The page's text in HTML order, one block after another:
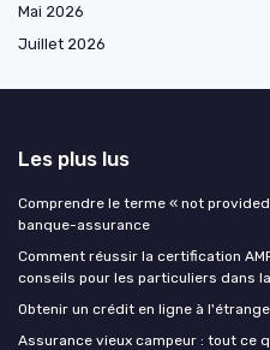
Mai 2026
Juillet 2026
Les plus lus
Comprendre le terme « not
banque-assurance
Comment réussir la certification
conseils pour les particuliers dans
Obtenir un crédit en ligne à
Assurance vieux campeur : tout ce